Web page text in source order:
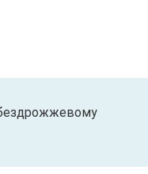
бездрожжевому